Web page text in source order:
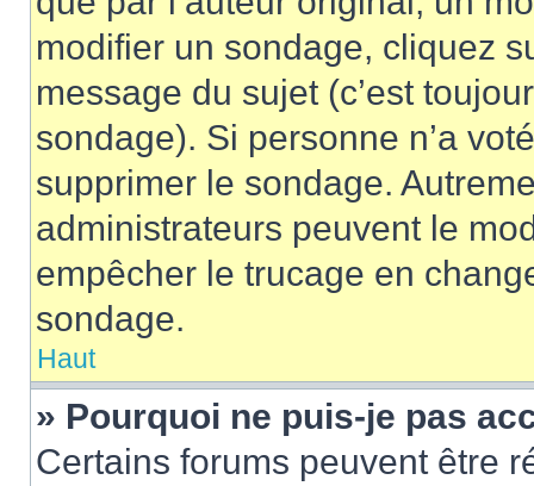
modifier un sondage, cliquez
message du sujet (c’est
sondage). Si personne n’a
supprimer le sondage.
administrateurs peuvent le
empêcher le trucage en
sondage.
Haut
» Pourquoi ne puis-je pas
Certains forums peuvent être